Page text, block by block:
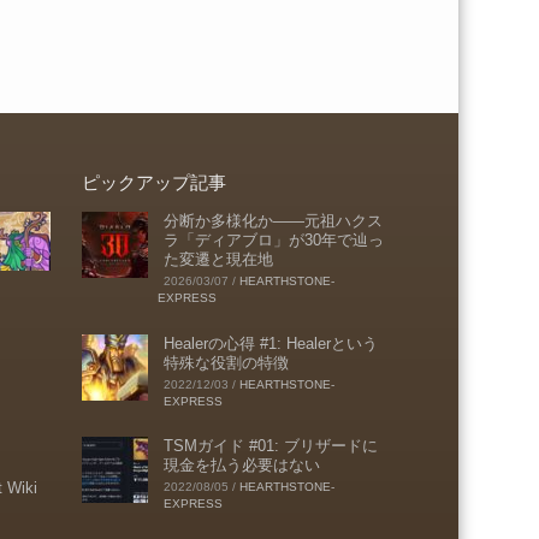
Wiki
ピックアップ記事
分断か多様化か――元祖ハクス
ラ「ディアブロ」が30年で辿っ
た変遷と現在地
2026/03/07 / HEARTHSTONE-
EXPRESS
Healerの心得 #1: Healerという
特殊な役割の特徴
2022/12/03 / HEARTHSTONE-
EXPRESS
TSMガイド #01: ブリザードに
現金を払う必要はない
2022/08/05 / HEARTHSTONE-
EXPRESS